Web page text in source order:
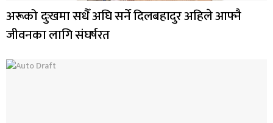
अरूको दुःखमा सधैँ अघि सर्ने दिलबहादुर अहिले आफ्नै
जीवनका लागि संघर्षरत